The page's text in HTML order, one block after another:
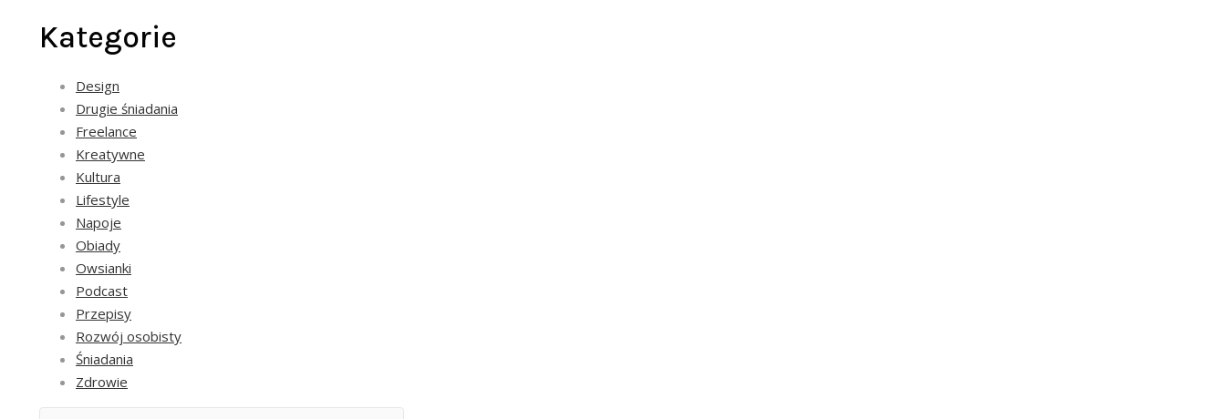
Kategorie
Design
Drugie śniadania
Freelance
Kreatywne
Kultura
Lifestyle
Napoje
Obiady
Owsianki
Podcast
Przepisy
Rozwój osobisty
Śniadania
Zdrowie